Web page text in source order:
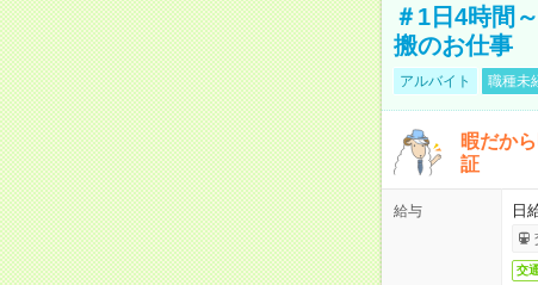
＃1日4時間
搬のお仕事
アルバイト 職種未
暇だか
証
給与 日
交